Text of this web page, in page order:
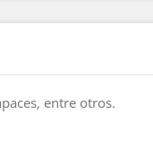
entre otros.